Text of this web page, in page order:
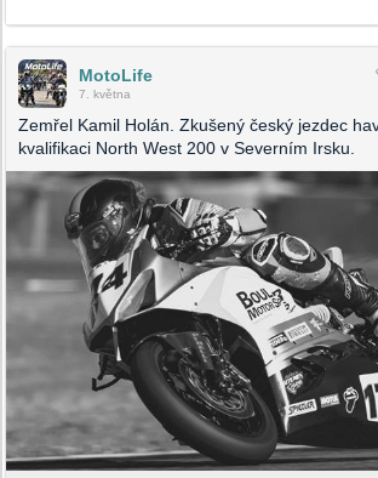
MotoLife
7. května
Zemřel Kamil Holán. Zkušený český jezdec
kvalifikaci North West 200 v Severním Irsku.